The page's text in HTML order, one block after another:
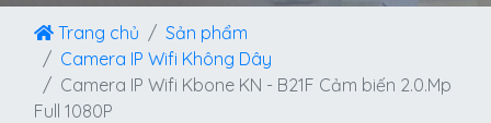
Trang chủ
Sản phẩm
Camera IP Wifi Không Dây
Camera IP Wifi Kbone KN - B21F Cảm biến 2.0.Mp
Full 1080P